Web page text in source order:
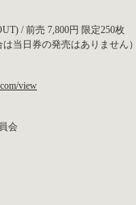
OUT) / 前売 7,800円 限定
当日券の発売はありません）
view
会